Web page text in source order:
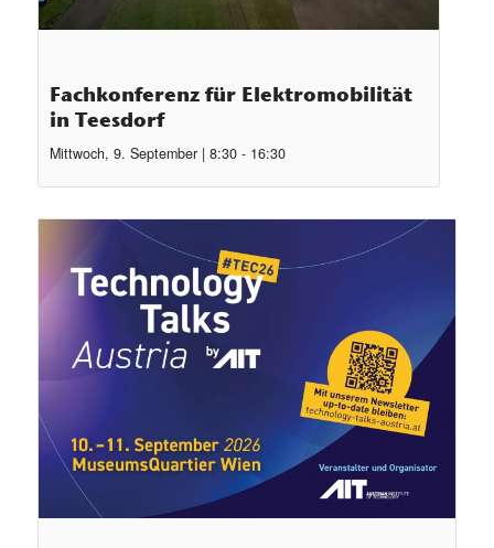
Fachkonferenz für Elektromobilität
in Teesdorf
Mittwoch, 9. September | 8:30 - 16:30